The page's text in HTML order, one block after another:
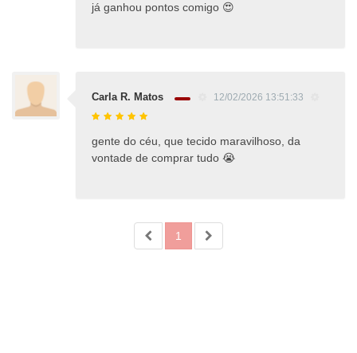
já ganhou pontos comigo 😍
Carla R. Matos 12/02/2026 13:51:33
gente do céu, que tecido maravilhoso, da
vontade de comprar tudo 😭
1